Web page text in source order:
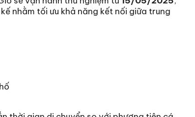
nhằm tối ưu khả năng kết nối giữa trung